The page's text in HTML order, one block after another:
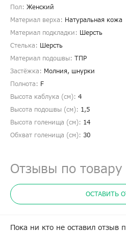
Пол: Женский
Материал верха: Натуральная кожа
Материал подкладки: Шерсть
Стелька: Шерсть
Материал подошвы: ТПР
Застёжка: Молния, шнурки
Полнота: F
Высота каблука (см): 4
Высота подошвы (см): 1,5
Высота голенища (cм): 14
Обхват голенища (cм): 30
Отзывы по товару
ОСТАВИТЬ
Пока ни кто не оставил отзыв